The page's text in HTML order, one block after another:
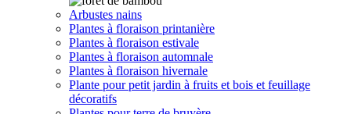
Arbustes nains
Plantes à floraison printanière
Plantes à floraison estivale
Plantes à floraison automnale
Plantes à floraison hivernale
Plante pour petit jardin à fruits et bois et feuillage
décoratifs